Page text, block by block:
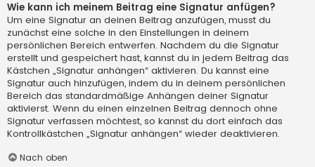
Wie kann ich meinem Beitrag eine Signatur anfügen?
Um eine Signatur an deinen Beitrag anzufügen, musst du
zunächst eine solche in den Einstellungen in deinem
persönlichen Bereich entwerfen. Nachdem du die Signatur
erstellt und gespeichert hast, kannst du in jedem Beitrag das
Kästchen „Signatur anhängen“ aktivieren. Du kannst eine
Signatur auch hinzufügen, indem du in deinem persönlichen
Bereich das standardmäßige Anhängen deiner Signatur
aktivierst. Wenn du einen einzelnen Beitrag dennoch ohne
Signatur verfassen möchtest, so kannst du dort einfach das
Kontrollkästchen „Signatur anhängen“ wieder deaktivieren.
Nach oben